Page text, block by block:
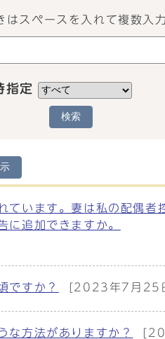
スペースを入れて複数入
指定
検索
います。妻は私の配偶
に追加できますか。
ですか？ [2023年7月25
な方法がありますか？